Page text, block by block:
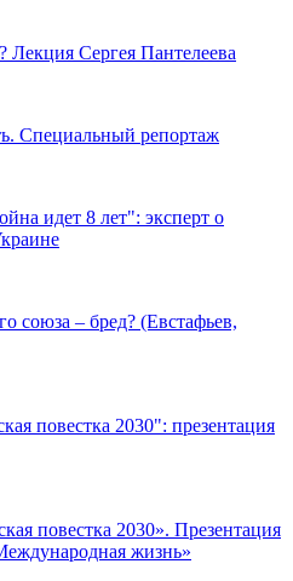
Лекция Сергея Пантелеева
Специальный репортаж
идет 8 лет": эксперт о
союза – бред? (Евстафьев,
повестка 2030": презентация
повестка 2030». Презентация
жизнь»